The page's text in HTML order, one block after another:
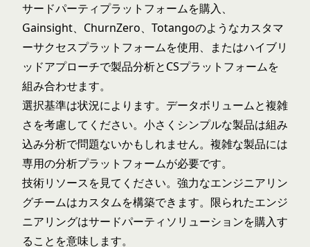
サードパーティプラットフォームを購入、
Gainsight、ChurnZero、Totangoのようなカスタマ
ーサクセスプラットフォームを使用、またはハイブリ
ッドアプローチで製品分析とCSプラットフォームを
組み合わせます。
選択基準は状況によります。データボリュームと複雑
さを考慮してください。小さくシンプルな製品は組み
込み分析で問題ないかもしれません。複雑な製品には
専用の分析プラットフォームが必要です。
技術リソースを見てください。強力なエンジニアリン
グチームはカスタムを構築できます。限られたエンジ
ニアリングはサードパーティソリューションを購入す
ることを意味します。